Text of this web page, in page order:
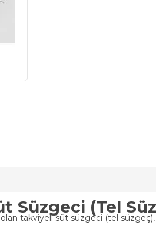
Süzgeci (Tel
takviyeli süt süzgeci (tel